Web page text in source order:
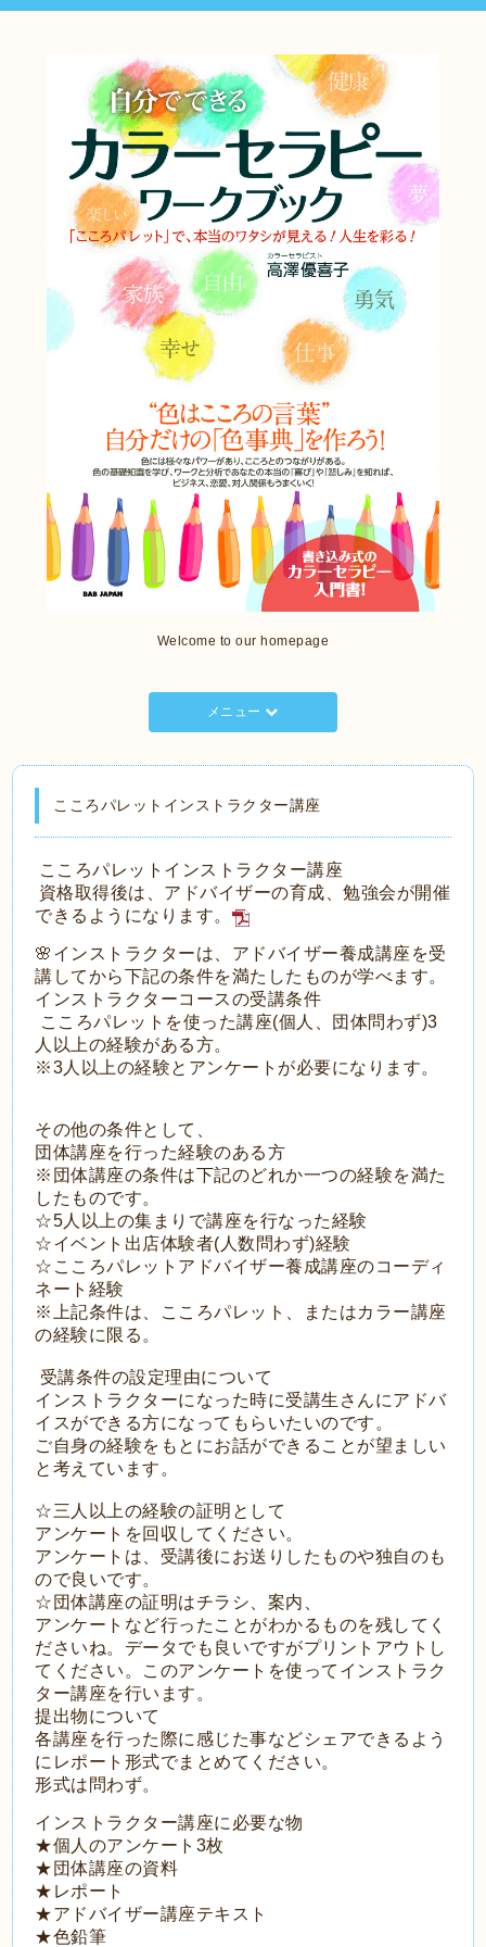
Welcome to our homepage
メニュー
こころパレットインストラクター講座
こころパレットインストラクター講座
資格取得後は、アドバイザーの育成、勉強会が開催
できるようになります。
🌸インストラクターは、アドバイザー養成講座を受
講してから下記の条件を満たしたものが学べます。
インストラクターコースの受講条件
こころパレットを使った講座(個人、団体問わず)3
人以上の経験がある方。
※3人以上の経験とアンケートが必要になります。
その他の条件として、
団体講座を行った経験のある方
※団体講座の条件は下記のどれか一つの経験を満た
したものです。
☆5人以上の集まりで講座を行なった経験
☆イベント出店体験者(人数問わず)経験
☆こころパレットアドバイザー養成講座のコーディ
ネート経験
※上記条件は、こころパレット、またはカラー講座
の経験に限る。
受講条件の設定理由について
インストラクターになった時に受講生さんにアドバ
イスができる方になってもらいたいのです。
ご自身の経験をもとにお話ができることが望ましい
と考えています。
☆三人以上の経験の証明として
アンケートを回収してください。
アンケートは、受講後にお送りしたものや独自のも
ので良いです。
☆団体講座の証明はチラシ、案内、
アンケートなど行ったことがわかるものを残してく
ださいね。データでも良いですがプリントアウトし
てください。このアンケートを使ってインストラク
ター講座を行います。
提出物について
各講座を行った際に感じた事などシェアできるよう
にレポート形式でまとめてください。
形式は問わず。
インストラクター講座に必要な物
★個人のアンケート3枚
★団体講座の資料
★レポート
★アドバイザー講座テキスト
★色鉛筆